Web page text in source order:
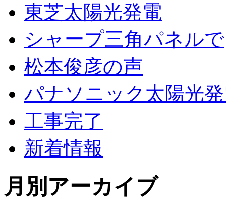
東芝太陽光発電
シャープ三角パネルで
松本俊彦の声
パナソニック太陽光
工事完了
新着情報
月別アーカイブ